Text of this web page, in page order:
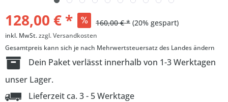
128,00 € * 160,00 € * (20% gespart)
inkl. MwSt.zzgl. Versandkosten
Gesamtpreis kann sich je nach Mehrwertsteuersatz des Landes ändern
Dein Paket verlässt innerhalb von 1-3 Werktagen
unser Lager.
Lieferzeit ca. 3 - 5 Werktage